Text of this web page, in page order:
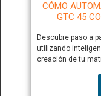
CÓMO
GTC 45
Descubre paso a
utilizando
creación de tu